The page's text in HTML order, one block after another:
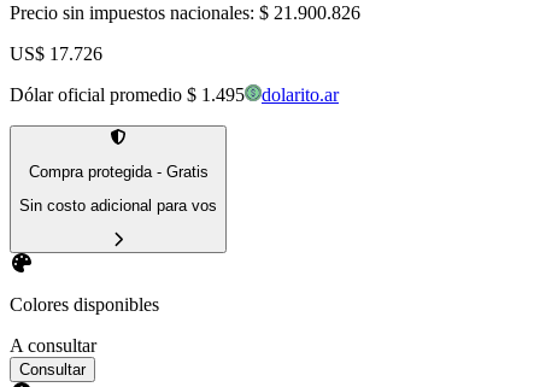
Precio sin impuestos nacionales: $ 21.900.826
US$ 17.726
Dólar oficial promedio $ 1.495 dolarito.ar
Compra protegida - Gratis
Sin costo adicional para vos
Colores disponibles
A consultar
Consultar